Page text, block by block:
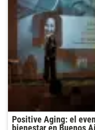
Positive Aging: el
bienestar en Buenos